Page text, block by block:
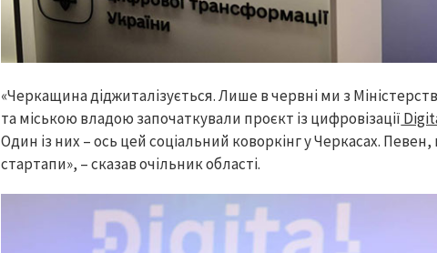
«Черкащина діджиталізується. Лише в червні ми з
та міською владою започаткували проєкт із цифровізації
Один із них – ось цей соціальний коворкінг у Черкасах.
стартапи», – сказав очільник області.